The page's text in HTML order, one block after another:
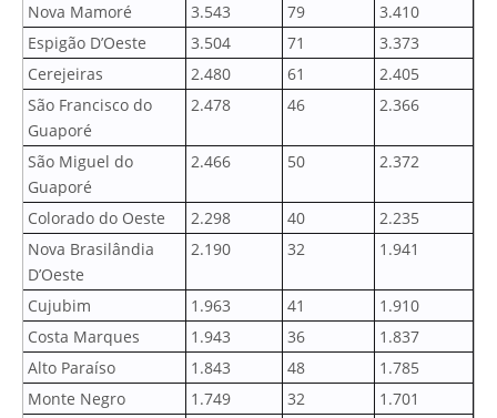
Nova Mamoré
3.543 79
3.410
Espigão D’Oeste
3.504 71
3.373
Cerejeiras
2.480 61
2.405
São Francisco do
Guaporé
2.478 46 2.366
São Miguel do
Guaporé
2.466 50 2.372
Colorado do Oeste 2.298 40
2.235
Nova Brasilândia
D’Oeste
2.190 32 1.941
Cujubim 1.963 41
1.910
Costa Marques
1.943 36
1.837
Alto Paraíso
1.843 48
1.785
Monte Negro
1.749 32
1.701